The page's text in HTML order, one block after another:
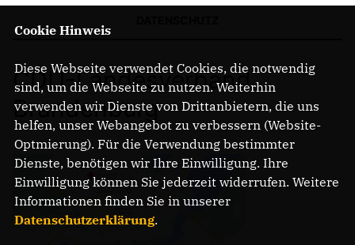
CDU-Landesverband
Brandenburg
Cookie Hinweis
Diese Webseite verwendet Cookies, die notwendig
sind, um die Webseite zu nutzen. Weiterhin
verwenden wir Dienste von Drittanbietern, die uns
helfen, unser Webangebot zu verbessern (Website-
Optmierung). Für die Verwendung bestimmter
Dienste, benötigen wir Ihre Einwilligung. Ihre
Einwilligung können Sie jederzeit widerrufen. Weitere
Informationen finden Sie in unserer
Datenschutzerklärung.